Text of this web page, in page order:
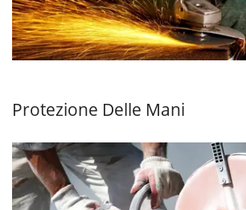
Protezione Delle Mani